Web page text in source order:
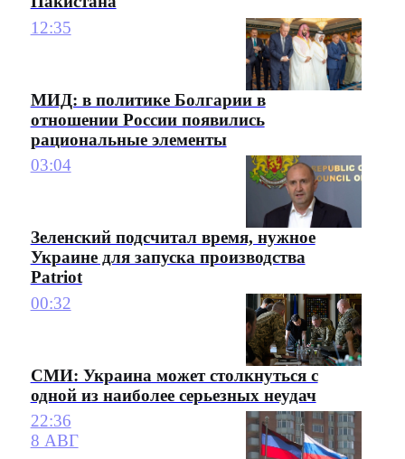
12:35
МИД: в политике Болгарии в
отношении России появились
рациональные элементы
03:04
Зеленский подсчитал время, нужное
Украине для запуска производства
Patriot
00:32
СМИ: Украина может столкнуться с
одной из наиболее серьезных неудач
22:36
8 АВГ